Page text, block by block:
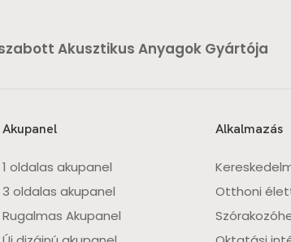
Akusztikus Anyagok Gyártója
Akupanel
1 oldalas akupanel
3 oldalas akupanel
Rugalmas Akupanel
Alkalmazás
Otthoni